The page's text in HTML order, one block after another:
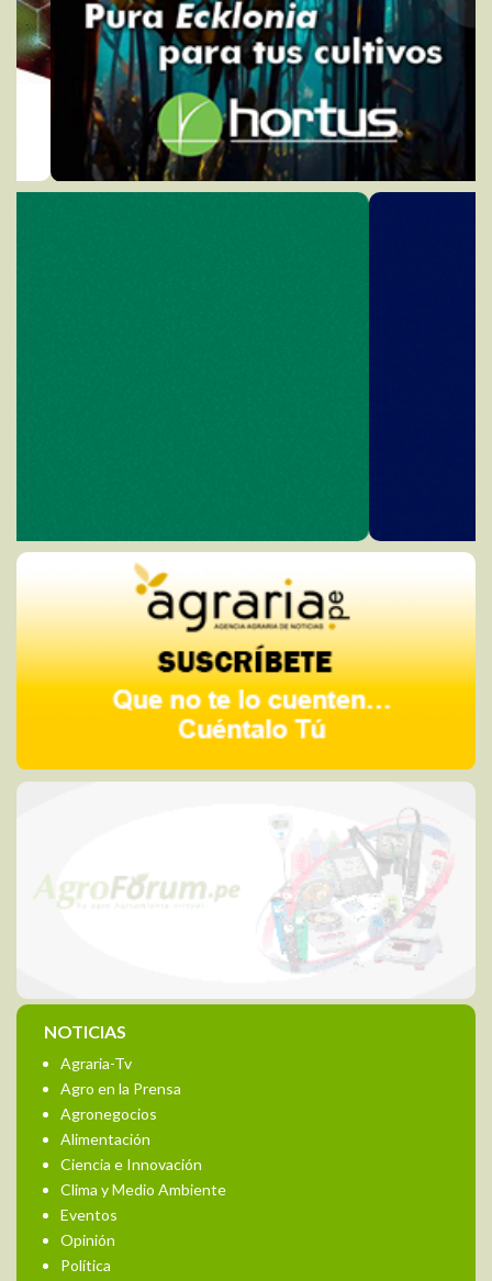
NOTICIAS
Agraria-Tv
Agro en la Prensa
Agronegocios
Alimentación
Ciencia e Innovación
Clima y Medio Ambiente
Eventos
Opinión
Política